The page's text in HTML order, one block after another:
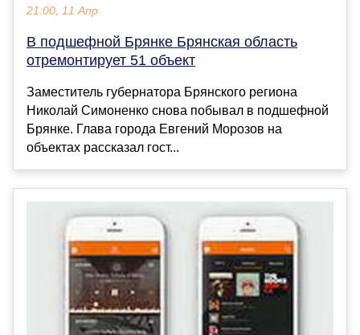
21:00, 11 Апр
В подшефной Брянке Брянская область
отремонтирует 51 объект
Заместитель губернатора Брянского региона
Николай Симоненко снова побывал в подшефной
Брянке. Глава города Евгений Морозов на
объектах рассказал гост...